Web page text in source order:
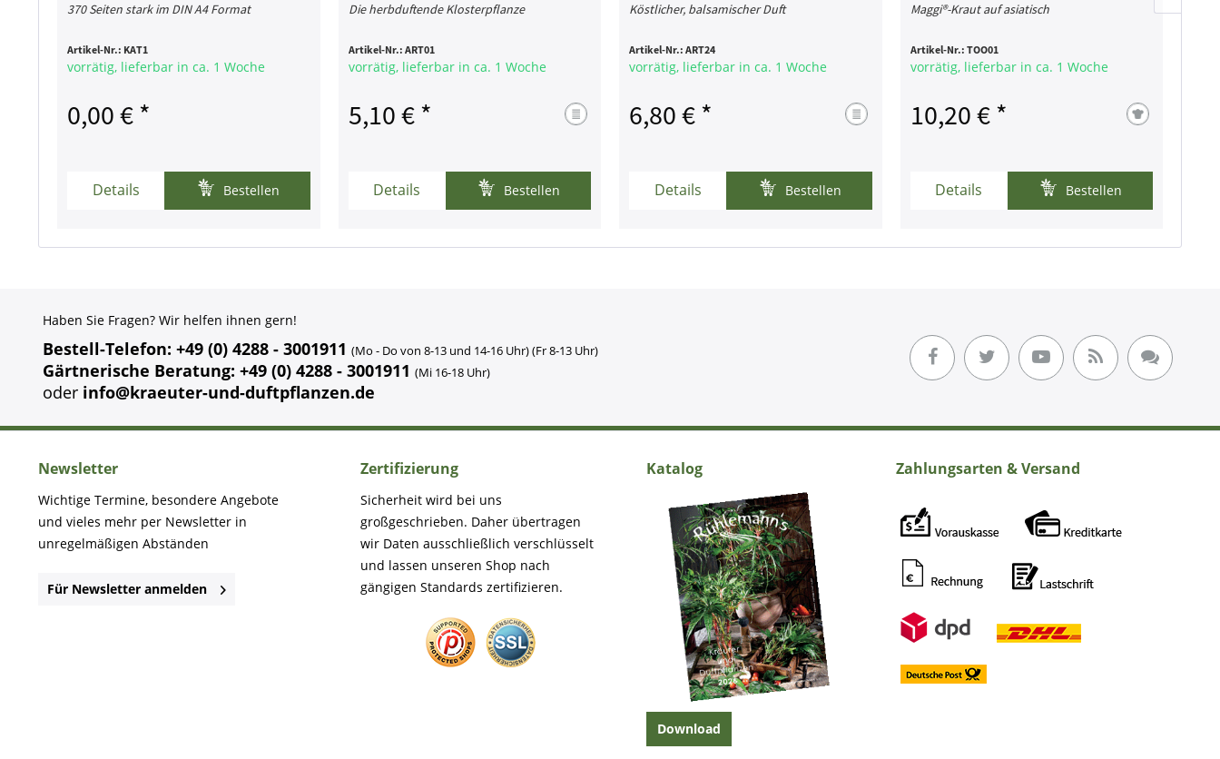
370 Seiten stark im DIN A4 Format
Artikel-Nr.: KAT1
vorrätig, lieferbar in ca. 1 Woche
0,00 € *
Details Bestellen
Die herbduftende Klosterpflanze
Artikel-Nr.: ART01
vorrätig, lieferbar in ca. 1 Woche
5,10 € *
Details Bestellen
Köstlicher, balsamischer Duft
Artikel-Nr.: ART24
vorrätig, lieferbar in ca. 1 Woche
6,80 € *
Details Bestellen
Maggi®-Kraut auf asiatisch
Artikel-Nr.: TOO01
vorrätig, lieferbar in ca. 1 Woche
10,20 € *
Details Bestellen
Haben Sie Fragen? Wir helfen ihnen gern!
Bestell-Telefon: +49 (0) 4288 - 3001911 (Mo - Do von 8-13 und 14-16 Uhr) (Fr 8-13 Uhr)
Gärtnerische Beratung: +49 (0) 4288 - 3001911 (Mi 16-18 Uhr)
oder info@kraeuter-und-duftpflanzen.de
Newsletter
Wichtige Termine, besondere Angebote
und vieles mehr per Newsletter in
unregelmäßigen Abständen
Für Newsletter anmelden
Zertifizierung
Sicherheit wird bei uns
großgeschrieben. Daher übertragen
wir Daten ausschließlich verschlüsselt
und lassen unseren Shop nach
gängigen Standards zertifizieren.
Katalog
Download
Zahlungsarten & Versand